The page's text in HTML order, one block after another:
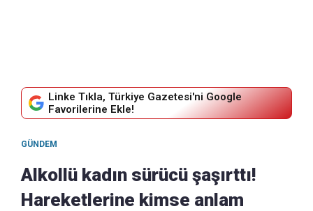
Linke Tıkla, Türkiye Gazetesi'ni Google
Favorilerine Ekle!
GÜNDEM
Alkollü kadın sürücü şaşırttı!
Hareketlerine kimse anlam